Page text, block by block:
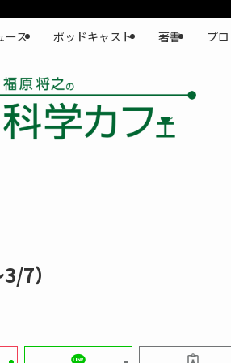
ース ポッドキャスト 著書 プ
7）